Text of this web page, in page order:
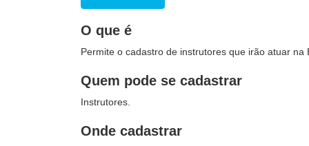
O que é
Permite o cadastro de instrutores que irão atuar na
Quem pode se cadastrar
Instrutores.
Onde cadastrar